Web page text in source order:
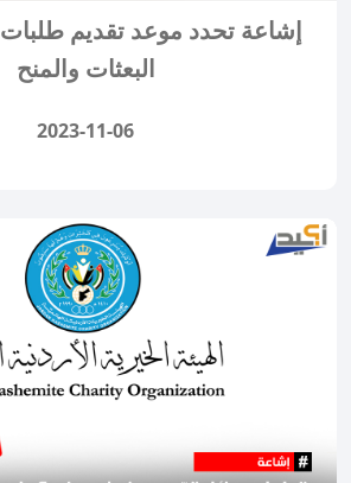
إشاعة تحدد موعد تقديم طلبات
البعثات والمنح
2023-11-06